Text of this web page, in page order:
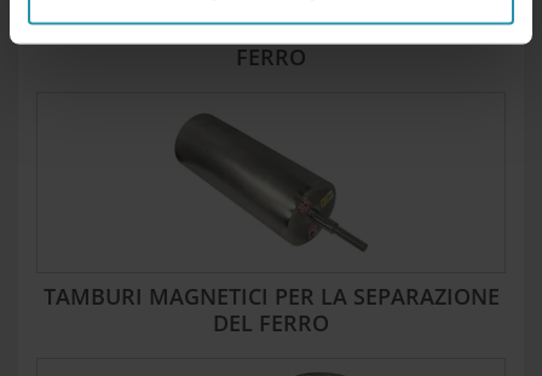
MAGNETI SOSPESI PER LA SEPARAZIONE DEL
FERRO
TAMBURI MAGNETICI PER LA SEPARAZIONE
DEL FERRO